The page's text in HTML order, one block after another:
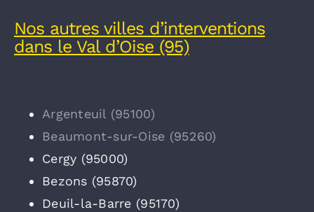
Nos autres villes d’interventions
dans le Val d’Oise (95)
Argenteuil (95100)
Beaumont-sur-Oise (95260)
Cergy (95000)
Bezons (95870)
Deuil-la-Barre (95170)